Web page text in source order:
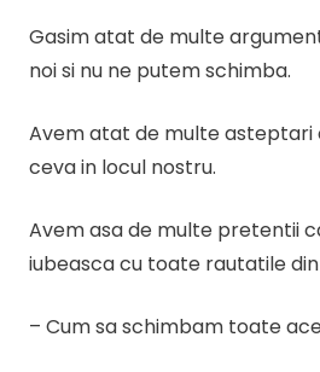
Gasim atat de multe
noi si nu ne putem schimba.
Avem atat de multe asteptari
ceva in locul nostru.
Avem asa de multe pretentii
iubeasca cu toate rautatile din
– Cum sa schimbam toate